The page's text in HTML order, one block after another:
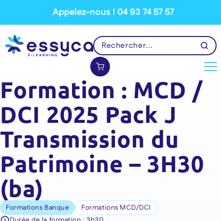
Appelez-nous ! 04 93 74 57 57
Formation : MCD /
DCI 2025 Pack J
Transmission du
Patrimoine – 3H30
(ba)
Formations Banque
Formations MCD/DCI